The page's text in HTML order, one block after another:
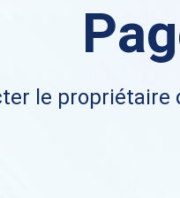
le propriétaire